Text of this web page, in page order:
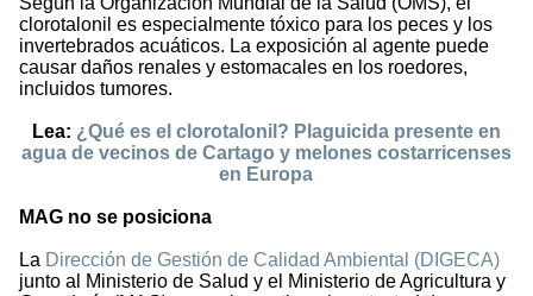
clorotalonil es especialmente tóxico para los peces y los
invertebrados acuáticos. La exposición al agente puede
causar daños renales y estomacales en los roedores,
incluidos tumores.
Lea: ¿Qué es el clorotalonil? Plaguicida presente en
agua de vecinos de Cartago y melones costarricenses
en Europa
MAG no se posiciona
La Dirección de Gestión de Calidad Ambiental (DIGECA)
junto al Ministerio de Salud y el Ministerio de Agricultura y